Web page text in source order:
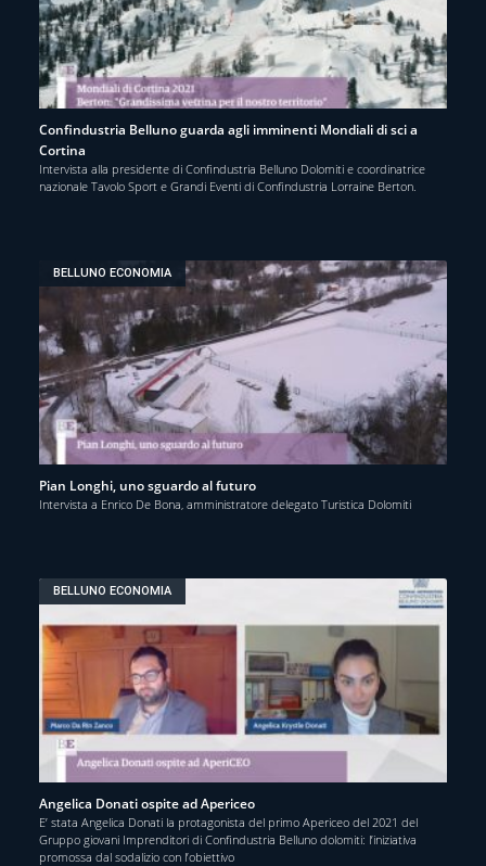
Confindustria Belluno guarda agli imminenti Mondiali di sci a
Cortina
Intervista alla presidente di Confindustria Belluno Dolomiti e coordinatrice
nazionale Tavolo Sport e Grandi Eventi di Confindustria Lorraine Berton.
BELLUNO ECONOMIA
Pian Longhi, uno sguardo al futuro
Intervista a Enrico De Bona, amministratore delegato Turistica Dolomiti
BELLUNO ECONOMIA
Angelica Donati ospite ad Apericeo
E’ stata Angelica Donati la protagonista del primo Apericeo del 2021 del
Gruppo giovani Imprenditori di Confindustria Belluno dolomiti: l’iniziativa
promossa dal sodalizio con l’obiettivo